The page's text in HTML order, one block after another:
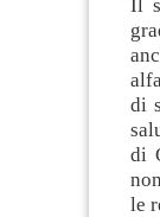
Il
di
di
le